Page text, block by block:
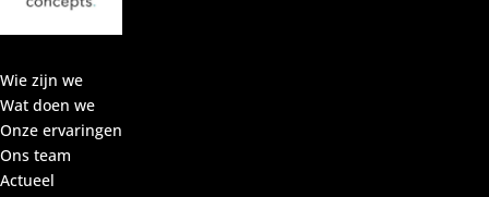
Wie zijn we
Wat doen we
Onze ervaringen
Ons team
Actueel